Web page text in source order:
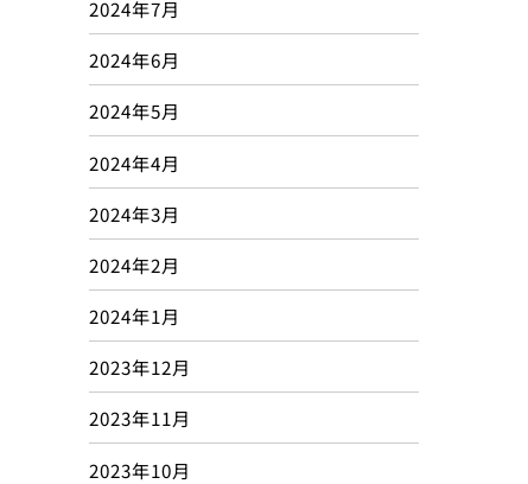
2024年7月
2024年6月
2024年5月
2024年4月
2024年3月
2024年2月
2024年1月
2023年12月
2023年11月
2023年10月